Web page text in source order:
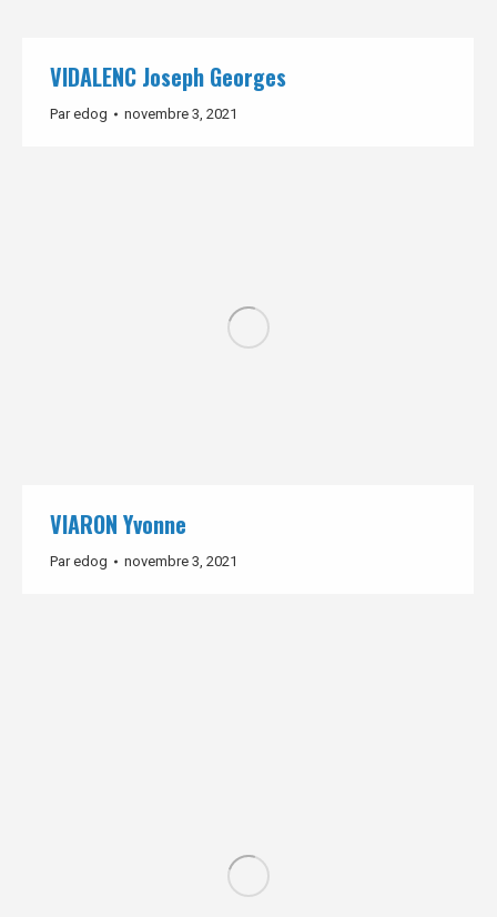
VIDALENC Joseph Georges
Paredog novembre 3, 2021
VIARON Yvonne
Paredog novembre 3, 2021